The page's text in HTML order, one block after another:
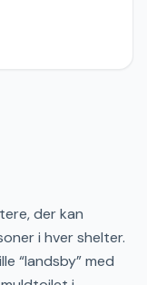
der kan
i hver shelter.
“landsby” med